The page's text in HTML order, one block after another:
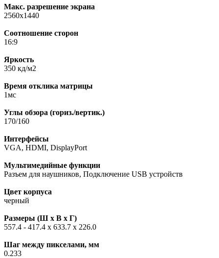
Макс. разрешение экрана
2560х1440
Соотношение сторон
16:9
Яркость
350 кд/м2
Время отклика матрицы
1мс
Углы обзора (гориз./вертик.)
170/160
Интерфейсы
VGA, HDMI, DisplayPort
Мультимедийные функции
Разъем для наушников, Подключение USB устройств
Цвет корпуса
черный
Размеры (Ш х В х Г)
557.4 - 417.4 x 633.7 x 226.0
Шаг между пикселами, мм
0.233